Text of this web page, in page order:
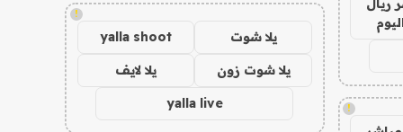
ريال
!
!
يلا شوت yalla shoot
يلا شوت زون يلا لايف
yalla live